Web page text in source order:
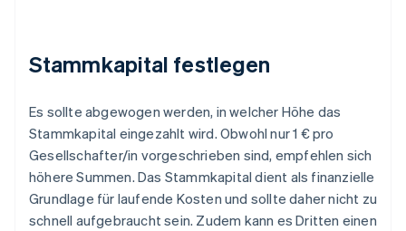
Stammkapital festlegen
Es sollte abgewogen werden, in welcher Höhe das
Stammkapital eingezahlt wird. Obwohl nur 1 € pro
Gesellschafter/in vorgeschrieben sind, empfehlen sich
höhere Summen. Das Stammkapital dient als finanzielle
Grundlage für laufende Kosten und sollte daher nicht zu
schnell aufgebraucht sein. Zudem kann es Dritten einen